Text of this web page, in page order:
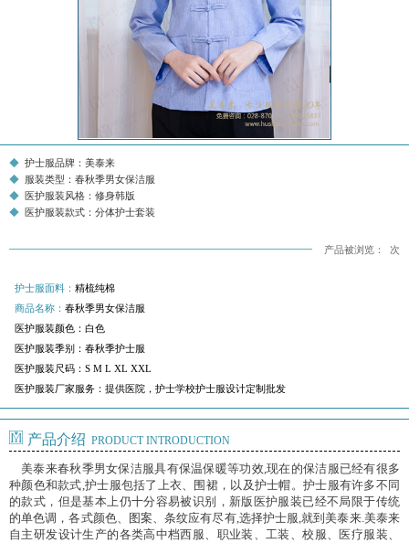
护士服品牌：美泰来
服装类型：春秋季男女保洁服
医护服装风格：修身韩版
医护服装款式：分体护士套装
产品被浏览： 次
护士服面料： 精梳纯棉
商品名称： 春秋季男女保洁服
医护服装颜色： 白色
医护服装季别： 春秋季护士服
医护服装尺码： S M L XL XXL
医护服装厂家服务： 提供医院，护士学校护士服设计定制批发
产品介绍 PRODUCT INTRODUCTION
美泰来春秋季男女保洁服具有保温保暖等功效,现在的保洁服已经有很多
种颜色和款式,护士服包括了上衣、围裙，以及护士帽。护士服有许多不同
的款式，但是基本上仍十分容易被识别，新版医护服装已经不局限于传统
的单色调，各式颜色、图案、条纹应有尽有,选择护士服,就到美泰来.美泰来
自主研发设计生产的各类高中档西服、职业装、工装、校服、医疗服装、